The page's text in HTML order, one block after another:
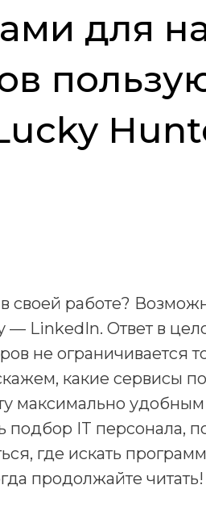
для
своей работе?
— LinkedIn. Ответ в
не ограничивается
какие сервисы
максимально
IT персонала,
где искать
продолжайте читать!